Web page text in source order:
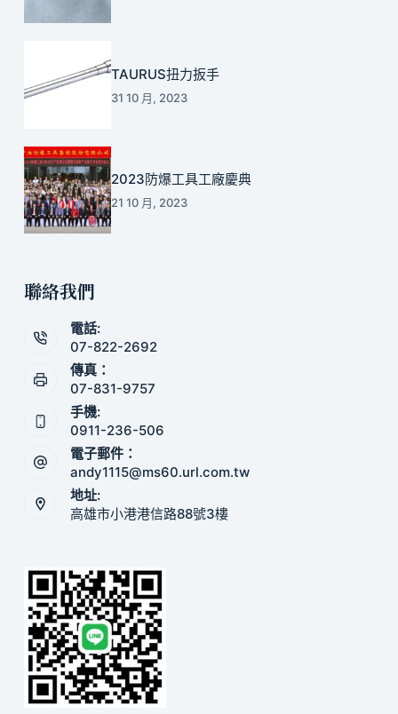
TAURUS扭力扳手
31 10 月, 2023
2023防爆工具工廠慶典
21 10 月, 2023
聯絡我們
電話:
07-822-2692
傳真：
07-831-9757
手機:
0911-236-506
電子郵件：
andy1115@ms60.url.com.tw
地址:
高雄市小港港信路88號3樓